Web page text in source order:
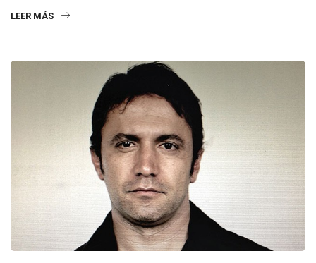
LEER MÁS